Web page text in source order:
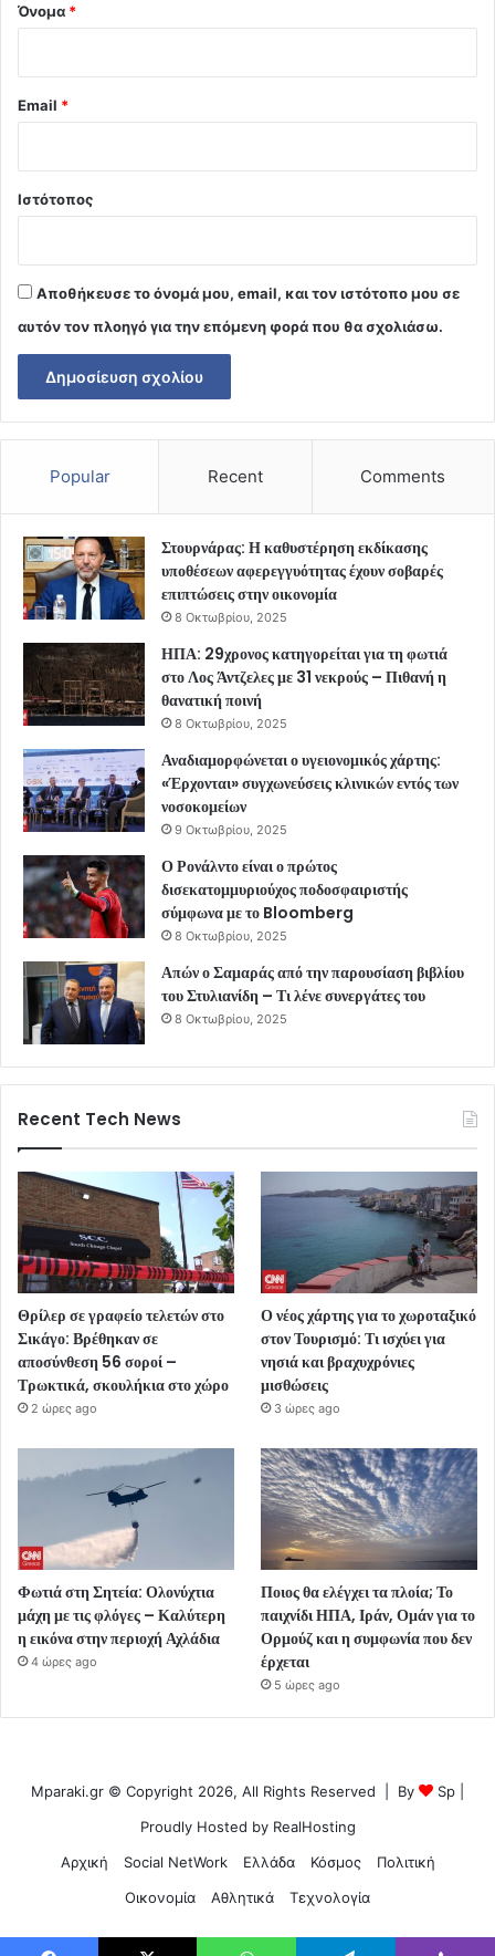
Όνομα *
Email *
Ιστότοπος
Αποθήκευσε το όνομά μου, email, και τον ιστότοπο μου σε
αυτόν τον πλοηγό για την επόμενη φορά που θα σχολιάσω.
Popular Recent Comments
Στουρνάρας: Η καθυστέρηση εκδίκασης
υποθέσεων αφερεγγυότητας έχουν σοβαρές
επιπτώσεις στην οικονομία
8 Οκτωβρίου, 2025
ΗΠΑ: 29χρονος κατηγορείται για τη φωτιά
στο Λος Άντζελες με 31 νεκρούς – Πιθανή η
θανατική ποινή
8 Οκτωβρίου, 2025
Αναδιαμορφώνεται ο υγειονομικός χάρτης:
«Έρχονται» συγχωνεύσεις κλινικών εντός των
νοσοκομείων
9 Οκτωβρίου, 2025
Ο Ρονάλντο είναι ο πρώτος
δισεκατομμυριούχος ποδοσφαιριστής
σύμφωνα με το Bloomberg
8 Οκτωβρίου, 2025
Απών ο Σαμαράς από την παρουσίαση βιβλίου
του Στυλιανίδη – Τι λένε συνεργάτες του
8 Οκτωβρίου, 2025
Recent Tech News
Θρίλερ σε γραφείο τελετών στο
Σικάγο: Βρέθηκαν σε
αποσύνθεση 56 σοροί –
Τρωκτικά, σκουλήκια στο χώρο
2 ώρες ago
Ο νέος χάρτης για το χωροταξικό
στον Τουρισμό: Τι ισχύει για
νησιά και βραχυχρόνιες
μισθώσεις
3 ώρες ago
Φωτιά στη Σητεία: Ολονύχτια
μάχη με τις φλόγες – Καλύτερη
η εικόνα στην περιοχή Αχλάδια
4 ώρες ago
Ποιος θα ελέγχει τα πλοία; Το
παιχνίδι ΗΠΑ, Ιράν, Ομάν για το
Ορμούζ και η συμφωνία που δεν
έρχεται
5 ώρες ago
Mparaki.gr © Copyright 2026, All Rights Reserved | By Sp
Proudly Hosted by RealHosting
Αρχική
Social NetWork Ελλάδα Κόσμος
Πολιτική
Οικονομία
Αθλητικά Τεχνολογία